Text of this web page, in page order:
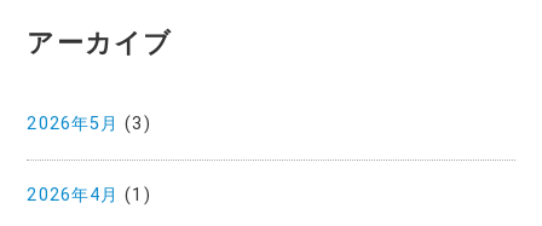
アーカイブ
2026年5月 (3)
2026年4月 (1)